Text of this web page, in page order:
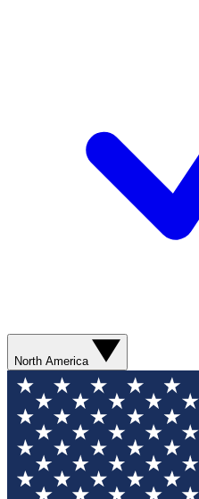
North America